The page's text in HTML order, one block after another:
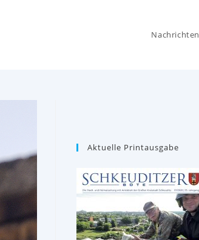
Nachrichten
Aktuelle Printausgabe